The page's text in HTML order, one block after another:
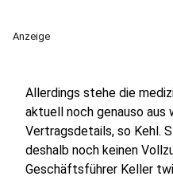
Anzeige
Allerdings stehe die
aktuell noch genauso aus
Vertragsdetails, so Kehl.
deshalb noch keinen
Geschäftsführer Keller